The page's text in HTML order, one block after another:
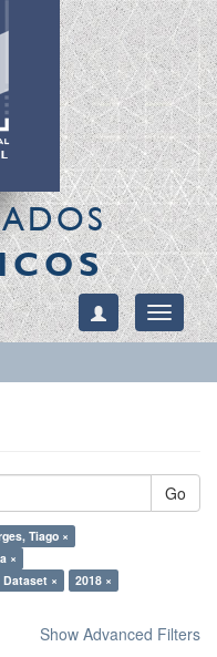
Toggle
Go
Tiago ×
×
Dataset ×
2018 ×
Show Advanced Filters